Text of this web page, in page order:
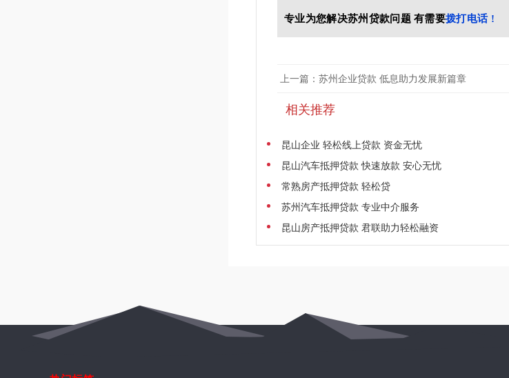
专业为您解决苏州贷款问题 有需要拨打电话 !
上一篇：苏州企业贷款 低息助力发展新篇章
相关推荐
昆山企业 轻松线上贷款 资金无忧
昆山汽车抵押贷款 快速放款 安心无忧
常熟房产抵押贷款 轻松贷
苏州汽车抵押贷款 专业中介服务
昆山房产抵押贷款 君联助力轻松融资